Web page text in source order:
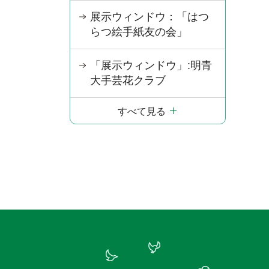
展示ウィンドウ：「はつ
らつ絵手紙友の会」
「展示ウィンドウ」:明青
大手芸花クラブ
すべて見る